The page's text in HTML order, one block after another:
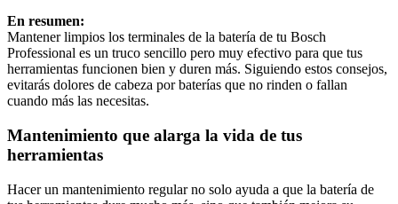
En resumen:
Mantener limpios los terminales de la batería de tu Bosch
Professional es un truco sencillo pero muy efectivo para que tus
herramientas funcionen bien y duren más. Siguiendo estos consejos,
evitarás dolores de cabeza por baterías que no rinden o fallan
cuando más las necesitas.
Mantenimiento que alarga la vida de tus
herramientas
Hacer un mantenimiento regular no solo ayuda a que la batería de